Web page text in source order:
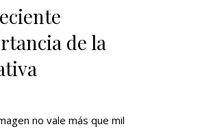
de la
no vale más que mil